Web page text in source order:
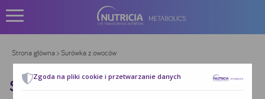
Strona główna> Surówka z owoców
SURÓWKA Z OWOCÓW
Zgoda na pliki cookie i przetwarzanie danych